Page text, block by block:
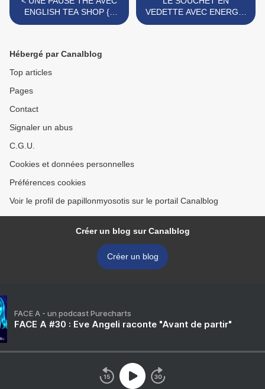
ENGLISH TEA SHOP {+
CONCOURS} [#TEATIME
VEDETTE AVEC ENERGIE
DIFFUSION
Hébergé par Canalblog
Top articles
Pages
Contact
Signaler un abus
C.G.U.
Cookies et données personnelles
Préférences cookies
Voir le profil de papillonmyosotis sur le portail Canalblog
Créer un blog sur Canalblog
Créer un blog
FACE A - un podcast Purecharts
FACE A #30 : Eve Angeli raconte "Avant de partir"